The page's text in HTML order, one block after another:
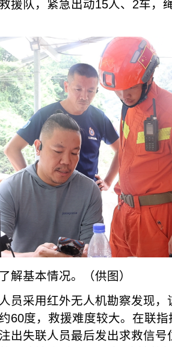
援队，紧急出动15人、2车，
解基本情况。（供图）
员采用红外无人机勘察发现
60度，救援难度较大。在联
出失联人员最后发出求救信